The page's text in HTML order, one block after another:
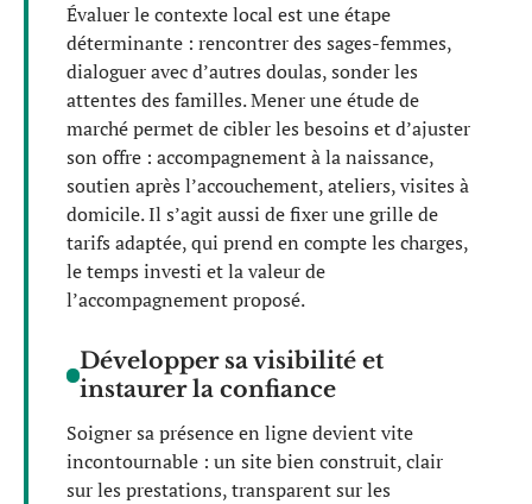
Évaluer le contexte local est une étape
déterminante : rencontrer des sages-femmes,
dialoguer avec d’autres doulas, sonder les
attentes des familles. Mener une étude de
marché permet de cibler les besoins et d’ajuster
son offre : accompagnement à la naissance,
soutien après l’accouchement, ateliers, visites à
domicile. Il s’agit aussi de fixer une grille de
tarifs adaptée, qui prend en compte les charges,
le temps investi et la valeur de
l’accompagnement proposé.
Développer sa visibilité et
instaurer la confiance
Soigner sa présence en ligne devient vite
incontournable : un site bien construit, clair
sur les prestations, transparent sur les